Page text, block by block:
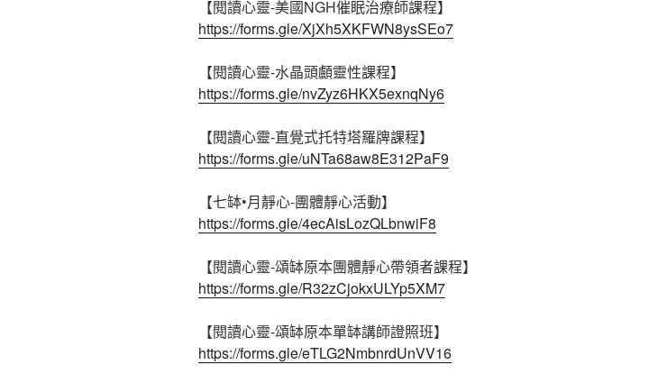
【閱讀心靈-美國NGH催眠治療師課程】
https://forms.gle/XjXh5XKFWN8ysSEo7
【閱讀心靈-水晶頭顱靈性課程】
https://forms.gle/nvZyz6HKX5exnqNy6
【閱讀心靈-直覺式托特塔羅牌課程】
https://forms.gle/uNTa68aw8E312PaF9
【七缽•月靜心-團體靜心活動】
https://forms.gle/4ecAisLozQLbnwiF8
【閱讀心靈-頌缽原本團體靜心帶領者課程】
https://forms.gle/R32zCjokxULYp5XM7
【閱讀心靈-頌缽原本單缽講師證照班】
https://forms.gle/eTLG2NmbnrdUnVV16